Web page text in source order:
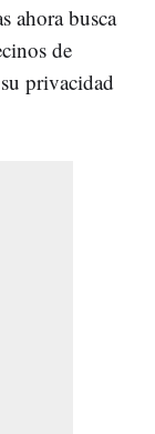
ahora busca
de
privacidad